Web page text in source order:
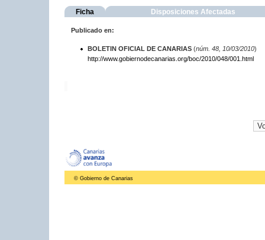
Ficha Disposiciones Afectadas
Publicado en:
BOLETIN OFICIAL DE CANARIAS(núm. 48, 10/03/2010)
http://www.gobiernodecanarias.org/boc/2010/048/001.html
© Gobierno de Canarias